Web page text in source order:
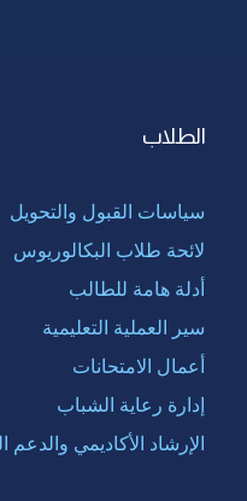
الطلاب
سياسات القبول والتحويل
لائحة طلاب البكالوريوس
أدلة هامة للطالب
سير العملية التعليمية
أعمال الامتحانات
إدارة رعاية الشباب
الإرشاد الأكاديمي